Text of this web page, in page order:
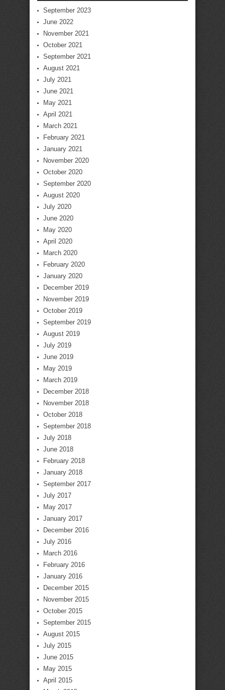
September 2023
June 2022
November 2021
October 2021
September 2021
August 2021
July 2021
June 2021
May 2021
April 2021
March 2021
February 2021
January 2021
November 2020
October 2020
September 2020
August 2020
July 2020
June 2020
May 2020
April 2020
March 2020
February 2020
January 2020
December 2019
November 2019
October 2019
September 2019
August 2019
July 2019
June 2019
May 2019
March 2019
December 2018
November 2018
October 2018
September 2018
July 2018
June 2018
February 2018
January 2018
September 2017
July 2017
May 2017
January 2017
December 2016
July 2016
March 2016
February 2016
January 2016
December 2015
November 2015
October 2015
September 2015
August 2015
July 2015
June 2015
May 2015
April 2015